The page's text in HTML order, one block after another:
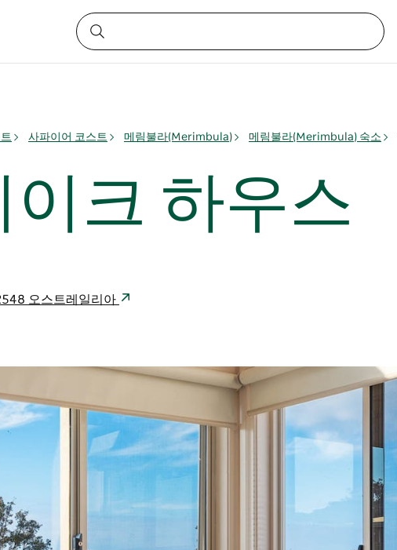
사파이어 코스트 메림불라(Merimbula) 메림불라(Merimbula) 숙소
크 하우스
오스트레일리아